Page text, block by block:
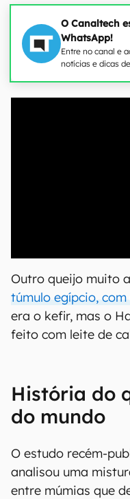
O Canaltech
WhatsApp!
Entre no canal e
notícias e dicas
Outro queijo muito
túmulo egípcio,
era o kefir, mas o
feito com leite de
História do
do mundo
O estudo recém-
analisou uma
entre múmias que